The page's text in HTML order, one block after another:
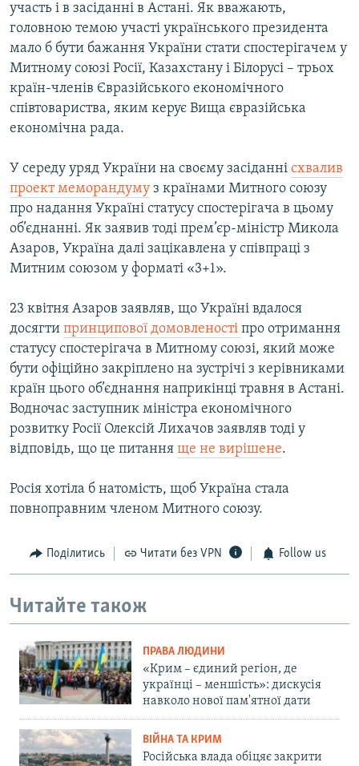
участь і в засіданні в Астані. Як вважають,
головною темою участі українського президента
мало б бути бажання України стати спостерігачем у
Митному союзі Росії, Казахстану і Білорусі – трьох
країн-членів Євразійського економічного
співтовариства, яким керує Вища євразійська
економічна рада.
У середу уряд України на своєму засіданні схвалив
проект меморандуму з країнами Митного союзу
про надання Україні статусу спостерігача в цьому
об’єднанні. Як заявив тоді прем’єр-міністр Микола
Азаров, Україна далі зацікавлена у співпраці з
Митним союзом у форматі «3+1».
23 квітня Азаров заявляв, що Україні вдалося
досягти принципової домовленості про отримання
статусу спостерігача в Митному союзі, який може
бути офіційно закріплено на зустрічі з керівниками
країн цього об’єднання наприкінці травня в Астані.
Водночас заступник міністра економічного
розвитку Росії Олексій Лихачов заявляв тоді у
відповідь, що це питання ще не вирішене.
Росія хотіла б натомість, щоб Україна стала
повноправним членом Митного союзу.
Поділитись Читати без VPN Follow us
Читайте також
ПРАВА ЛЮДИНИ
«Крим – єдиний регіон, де
українці – меншість»: дискусія
навколо нової пам'ятної дати
ВІЙНА ТА КРИМ
Російська влада обіцяє закрити